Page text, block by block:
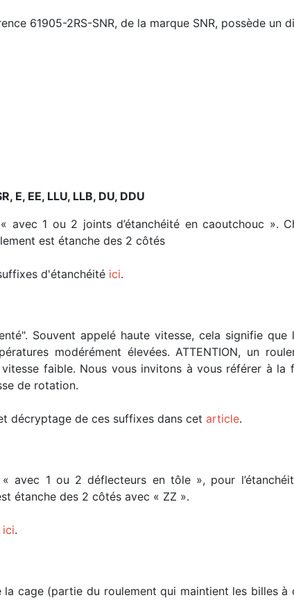
61905-2RS-SNR, de la marque SNR, possède
E, EE, LLU, LLB, DU, DDU
avec 1 ou 2 joints d’étanchéité en caoutchouc ».
est étanche des 2 côtés
d'étanchéité ici.
Souvent appelé haute vitesse, cela signifie
modérément élevées. ATTENTION, un
faible. Nous vous invitons à vous référer à la
de rotation.
décryptage de ces suffixes dans cet article.
avec 1 ou 2 déflecteurs en tôle », pour
étanche des 2 côtés avec « ZZ ».
ici.
cage (partie du roulement qui maintient les billes à